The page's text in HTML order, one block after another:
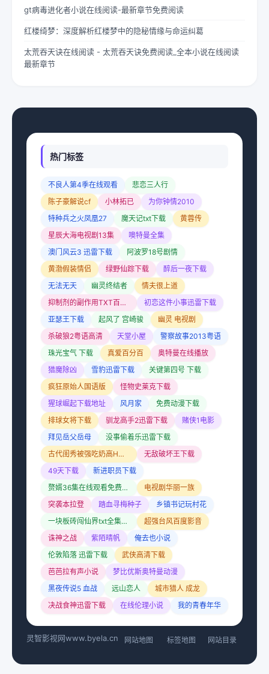
gt病毒进化者小说在线阅读-最新章节免费阅读
红楼绮梦：深度解析红楼梦中的隐秘情缘与命运纠葛
太荒吞天诀在线阅读 - 太荒吞天诀免费阅读_全本小说在线阅读
最新章节
热门标签
不良人第4季在线观看
悲恋三人行
陈子豪解说cf
小林拓已
为你钟情2010
特种兵之火凤凰27
魔天记txt下载
黄蓉传
星辰大海电视剧13集
噢特曼全集
澳门风云3 迅雷下载
阿波罗18号剧情
黄渤假装情侣
绿野仙踪下载
醉后一夜下载
无法无天
幽灵终结者
情夫很上道
抑制剂的副作用TXT百度云
初恋这件小事迅雷下载
亚瑟王下载
起风了 宫崎骏
幽灵 电视剧
杀破狼2粤语高清
天堂小屋
警察故事2013粤语
珠光宝气 下载
真爱百分百
奥特曼在线播放
猎魔除凶
雪豹迅雷下载
关键第四号 下载
疯狂原始人国语版
怪物史莱克下载
猩球崛起下载地址
风月家
免费动漫下载
排球女将下载
驯龙高手2迅雷下载
赌侠1电影
拜见岳父岳母
没事偷着乐迅雷下载
古代闺秀被强吃奶高H漫画书
无敌破坏王下载
49天下载
新进职员下载
赘婿36集在线观看免费完整版
电视剧华丽一族
突袭本拉登
踏血寻梅种子
乡镇书记玩村花
一块板砖闯仙界txt全集下载
超强台风百度影音
诛神之战
紫陌晴帆
俺去也小说
伦敦陷落 迅雷下载
武侠高清下载
芭芭拉有声小说
梦比优斯奥特曼动漫
黑夜传说5 血战
远山恋人
城市猎人 成龙
决战食神迅雷下载
在线伦理小说 我的青春年华
灵智影视网www.byela.cn 网站地图 标签地图 网站目录